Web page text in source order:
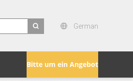
German
Bitte um ein Angebot